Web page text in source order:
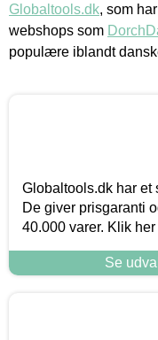
Globaltools.dk, som
webshops som
populære iblandt
Globaltools.dk har
De giver prisgaranti
40.000 varer. Klik
Se